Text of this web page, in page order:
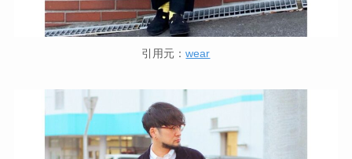
引用元：wear